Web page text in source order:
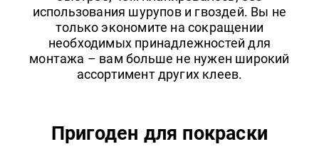
использования шурупов и гвоздей. Вы не
только экономите на сокращении
необходимых принадлежностей для
монтажа – вам больше не нужен широкий
ассортимент других клеев.
Пригоден для покраски